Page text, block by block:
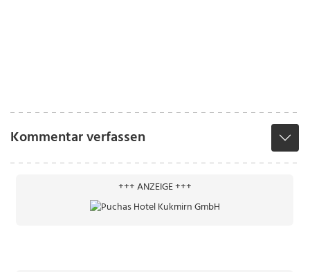
Kommentar verfassen
+++ ANZEIGE +++